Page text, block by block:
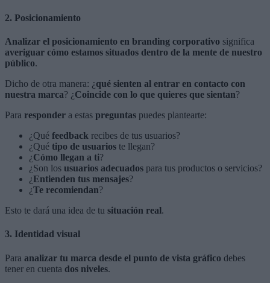
2. Posicionamiento
Analizar el posicionamiento en branding corporativo significa
averiguar cómo estamos situados dentro de la mente de nuestro
público.
Dicho de otra manera: ¿qué sienten al entrar en contacto con
nuestra marca? ¿Coincide con lo que quieres que sientan?
Para responder a estas preguntas puedes plantearte:
¿Qué feedback recibes de tus usuarios?
¿Qué tipo de usuarios te llegan?
¿Cómo llegan a ti?
¿Son los usuarios adecuados para tus productos o servicios?
¿Entienden tus mensajes?
¿Te recomiendan?
Esto te dará una idea de tu situación real.
3. Identidad visual
Para analizar tu marca desde el punto de vista gráfico debes
tener en cuenta dos niveles.